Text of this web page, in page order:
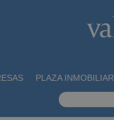
PLAZA